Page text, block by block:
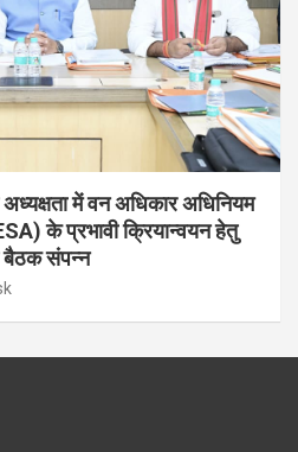
में वन अधिकार अधिनियम
के प्रभावी क्रियान्वयन हेतु
बैठक संपन्न